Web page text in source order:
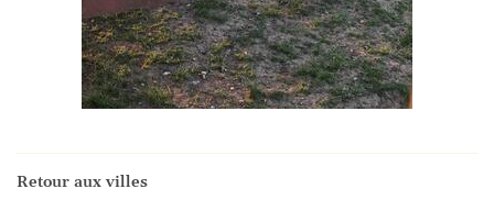
Retour aux villes